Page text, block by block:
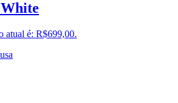
atual é: R$699,00.